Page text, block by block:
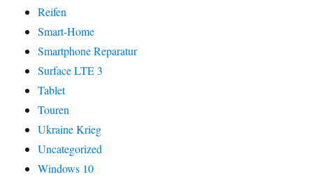
Reifen
Smart-Home
Smartphone Reparatur
Surface LTE 3
Tablet
Touren
Ukraine Krieg
Uncategorized
Windows 10